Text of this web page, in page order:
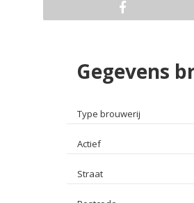
Gegevens
Type brouwerij
Actief
Straat